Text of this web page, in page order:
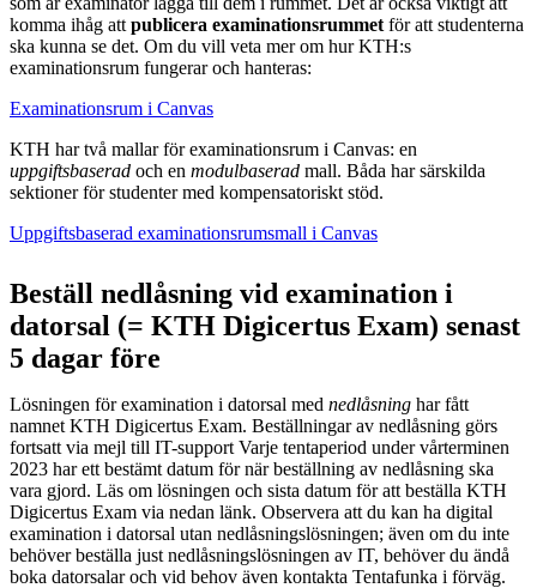
komma ihåg att publicera examinationsrummet för att studenterna
ska kunna se det. Om du vill veta mer om hur KTH:s
examinationsrum fungerar och hanteras:
Examinationsrum i Canvas
KTH har två mallar för examinationsrum i Canvas: en
uppgiftsbaserad och en modulbaserad mall. Båda har särskilda
sektioner för studenter med kompensatoriskt stöd.
Uppgiftsbaserad examinationsrumsmall i Canvas
Beställ nedlåsning vid examination i
datorsal (= KTH Digicertus Exam) senast
5 dagar före
Lösningen för examination i datorsal med nedlåsning har fått
namnet KTH Digicertus Exam. Beställningar av nedlåsning görs
fortsatt via mejl till IT-support Varje tentaperiod under vårterminen
2023 har ett bestämt datum för när beställning av nedlåsning ska
vara gjord. Läs om lösningen och sista datum för att beställa KTH
Digicertus Exam via nedan länk. Observera att du kan ha digital
examination i datorsal utan nedlåsningslösningen; även om du inte
behöver beställa just nedlåsningslösningen av IT, behöver du ändå
boka datorsalar och vid behov även kontakta Tentafunka i förväg.